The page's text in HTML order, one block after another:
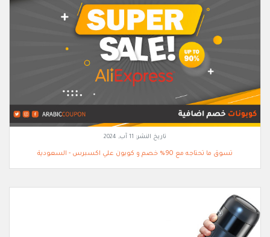
تاريخ النشر: 11 آب, 2024
تسوق ما تحتاجه مع 90% خصم و كوبون علي اكسبرس - السعودية